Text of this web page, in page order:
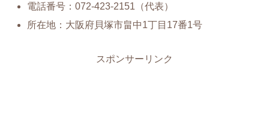
電話番号：072-423-2151（代表）
所在地：大阪府貝塚市畠中1丁目17番1号
スポンサーリンク